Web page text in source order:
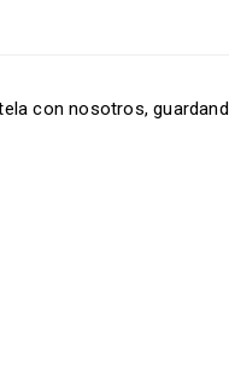
con nosotros,